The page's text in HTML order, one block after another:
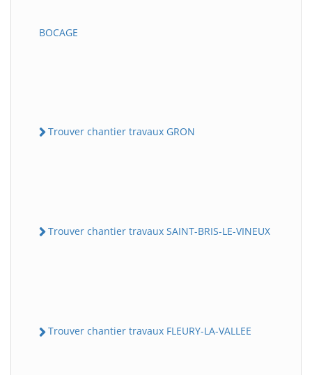
BOCAGE
Trouver chantier travaux GRON
Trouver chantier travaux SAINT-BRIS-LE-VINEUX
Trouver chantier travaux FLEURY-LA-VALLEE